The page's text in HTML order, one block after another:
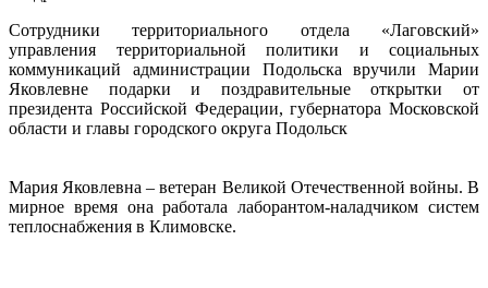
Сотрудники территориального отдела «Лаговский»
управления территориальной политики и социальных
коммуникаций администрации Подольска вручили Марии
Яковлевне подарки и поздравительные открытки от
президента Российской Федерации, губернатора Московской
области и главы городского округа Подольск
Мария Яковлевна – ветеран Великой Отечественной войны. В
мирное время она работала лаборантом-наладчиком систем
теплоснабжения в Климовске.